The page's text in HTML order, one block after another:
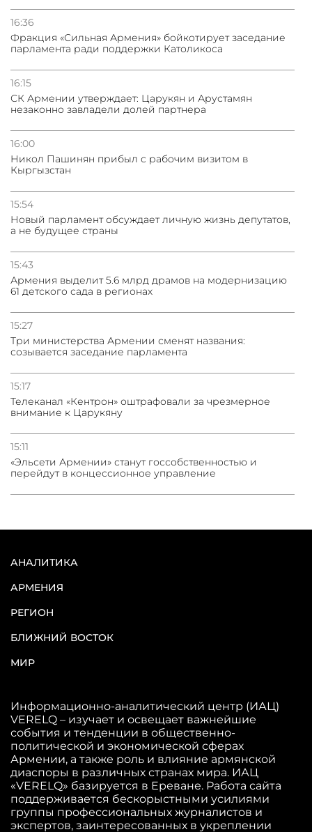
16:36
Фракция «Сильная Армения» бойкотирует заседание
парламента ради поддержки Католикоса
16:15
СК Армении утверждает: Царукян и Арустамян
незаконно завладели долей партнера
16:00
Никол Пашинян прибыл с рабочим визитом в
Кыргызстан
15:54
Новый парламент обсуждает личную жизнь депутатов,
а не будущее страны
15:43
Армения выделит 5.6 млрд драмов на модернизацию
61 детского сада в регионах
15:27
Три министерства Армении сменят названия:
созывается заседание парламента
15:17
Телеканал «Кентрон» оштрафовали за чрезмерное
внимание к Царукяну
15:11
«Эльсети Армении» станут госсобственностью и
перейдут в концессионное управление
АНАЛИТИКА
АРМЕНИЯ
РЕГИОН
БЛИЖНИЙ ВОСТОК
МИР
Информационно-аналитический центр (ИАЦ)
VERELQ – изучает и освещает важнейшие
события и тенденции в общественно-
политической и экономической сферах
Армении, а также роль и влияние армянской
диаспоры в различных странах мира. ИАЦ
«VERELQ» базируется в Ереване. Работа сайта
поддерживается бескорыстными усилиями
группы профессиональных журналистов и
экспертов, заинтересованных в укреплении